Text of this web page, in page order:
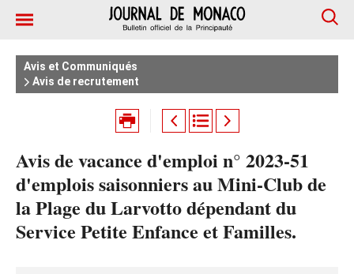
Avis et Communiqués
Avis de recrutement
Avis de vacance d'emploi n° 2023-51
d'emplois saisonniers au Mini-Club de
la Plage du Larvotto dépendant du
Service Petite Enfance et Familles.